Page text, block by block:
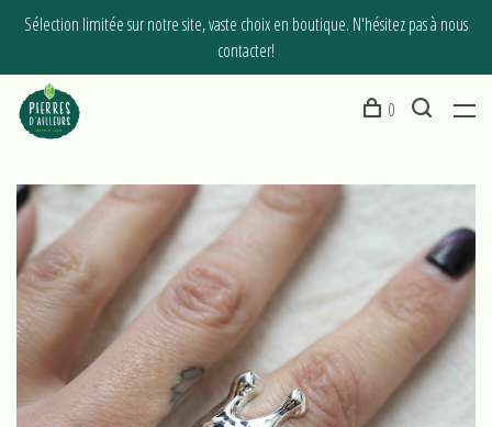
Sélection limitée sur notre site, vaste choix en boutique. N'hésitez pas à nous
contacter!
0